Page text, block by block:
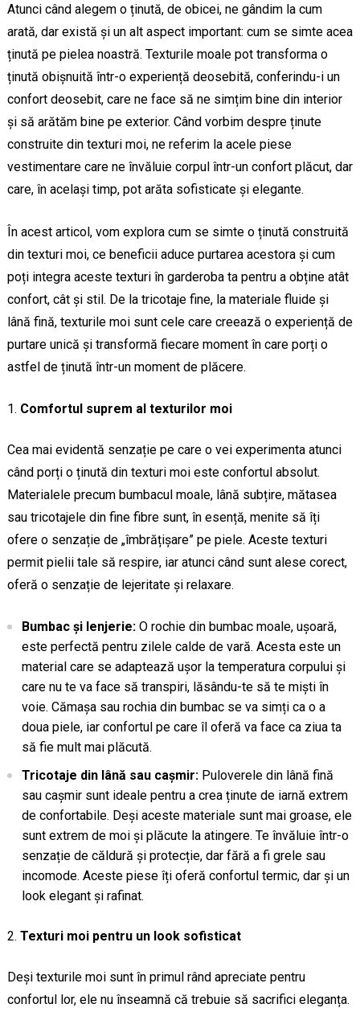
Atunci când alegem o ținută, de obicei, ne gândim la cum
arată, dar există și un alt aspect important: cum se simte acea
ținută pe pielea noastră. Texturile moale pot transforma o
ținută obișnuită într-o experiență deosebită, conferindu-i un
confort deosebit, care ne face să ne simțim bine din interior
și să arătăm bine pe exterior. Când vorbim despre ținute
construite din texturi moi, ne referim la acele piese
vestimentare care ne învăluie corpul într-un confort plăcut, dar
care, în același timp, pot arăta sofisticate și elegante.
În acest articol, vom explora cum se simte o ținută construită
din texturi moi, ce beneficii aduce purtarea acestora și cum
poți integra aceste texturi în garderoba ta pentru a obține atât
confort, cât și stil. De la tricotaje fine, la materiale fluide și
lână fină, texturile moi sunt cele care creează o experiență de
purtare unică și transformă fiecare moment în care porți o
astfel de ținută într-un moment de plăcere.
Comfortul suprem al texturilor moi
Cea mai evidentă senzație pe care o vei experimenta atunci
când porți o ținută din texturi moi este confortul absolut.
Materialele precum bumbacul moale, lână subțire, mătasea
sau tricotajele din fine fibre sunt, în esență, menite să îți
ofere o senzație de „îmbrățișare” pe piele. Aceste texturi
permit pielii tale să respire, iar atunci când sunt alese corect,
oferă o senzație de lejeritate și relaxare.
Bumbac și lenjerie:O rochie din bumbac moale, ușoară,
este perfectă pentru zilele calde de vară. Acesta este un
material care se adaptează ușor la temperatura corpului și
care nu te va face să transpiri, lăsându-te să te miști în
voie. Cămașa sau rochia din bumbac se va simți ca o a
doua piele, iar confortul pe care îl oferă va face ca ziua ta
să fie mult mai plăcută.
Tricotaje din lână sau cașmir:Puloverele din lână fină
sau cașmir sunt ideale pentru a crea ținute de iarnă extrem
de confortabile. Deși aceste materiale sunt mai groase, ele
sunt extrem de moi și plăcute la atingere. Te învăluie într-o
senzație de căldură și protecție, dar fără a fi grele sau
incomode. Aceste piese îți oferă confortul termic, dar și un
look elegant și rafinat.
Texturi moi pentru un look sofisticat
Deși texturile moi sunt în primul rând apreciate pentru
confortul lor, ele nu înseamnă că trebuie să sacrifici eleganța.